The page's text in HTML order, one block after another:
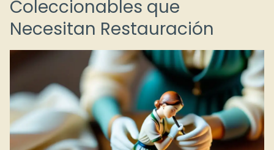
Coleccionables que
Necesitan Restauración